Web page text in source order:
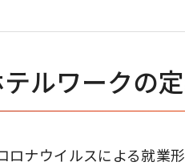
ルワークの
ナウイルスによる就業